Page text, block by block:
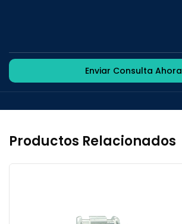
Enviar Consulta Ahora
Productos Relacionados